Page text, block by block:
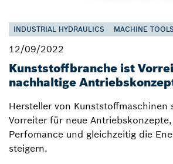
INDUSTRIAL HYDRAULICS MACHINE
12/09/2022
Kunststoffbranche ist
nachhaltige
Hersteller von Kunststoffmaschinen
Vorreiter für neue
Perfomance und gleichzeitig die
steigern.